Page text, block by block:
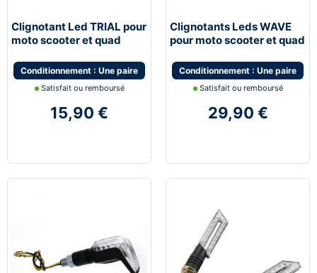
Clignotant Led TRIAL pour
moto scooter et quad
Conditionnement : Une paire
Satisfait ou remboursé
15,90 €
Clignotants Leds WAVE
pour moto scooter et quad
Conditionnement : Une paire
Satisfait ou remboursé
29,90 €